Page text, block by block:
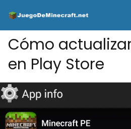
Cómo
en Play Store